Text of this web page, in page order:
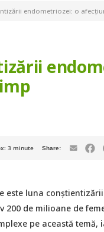
endometriozei: o
3 minute
este luna
200 de milioane de
pe această temă,